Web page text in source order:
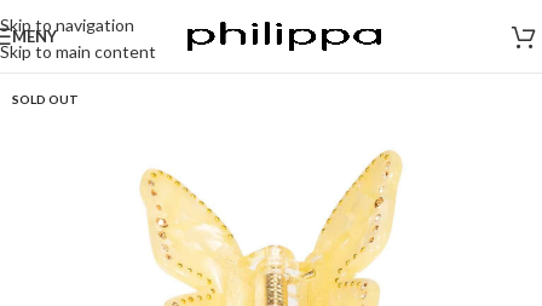
Skip to navigation
Skip to main content
MENY
SOLD OUT